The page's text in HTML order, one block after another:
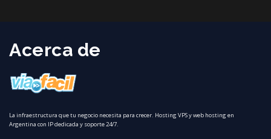
Acerca de
La infraestructura que tu negocio necesita para crecer. Hosting VPS y web hosting en
Argentina con IP dedicada y soporte 24/7.